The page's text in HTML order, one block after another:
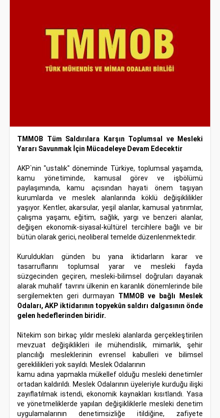
TMMOB Tüm Saldırılara Karşın Toplumsal ve Mesleki
Yararı Savunmak İçin Mücadeleye Devam Edecektir
AKP`nin "ustalık" döneminde Türkiye, toplumsal yaşamda,
kamu yönetiminde, kamusal görev ve işbölümü
paylaşımında, kamu açısından hayati önem taşıyan
kurumlarda ve meslek alanlarında köklü değişiklilikler
yaşıyor. Kentler, akarsular, yeşil alanlar, kamusal yatırımlar,
çalışma yaşamı, eğitim, sağlık, yargı ve benzeri alanlar,
değişen ekonomik-siyasal-kültürel tercihlere bağlı ve bir
bütün olarak gerici, neoliberal temelde düzenlenmektedir.
Kuruldukları günden bu yana iktidarların karar ve
tasarruflarını toplumsal yarar ve mesleki fayda
süzgecinden geçiren, mesleki-bilimsel doğruları dayanak
alarak muhalif tavrını ülkenin en karanlık dönemlerinde bile
sergilemekten geri durmayan TMMOB ve bağlı Meslek
Odaları, AKP iktidarının topyekûn saldırı dalgasının önde
gelen hedeflerinden biridir.
Nitekim son birkaç yıldır mesleki alanlarda gerçekleştirilen
mevzuat değişiklikleri ile mühendislik, mimarlık, şehir
plancılığı mesleklerinin evrensel kabulleri ve bilimsel
gereklilikleri yok sayıldı. Meslek Odalarının
kamu adına yapmakla mükellef olduğu mesleki denetimler
ortadan kaldırıldı. Meslek Odalarının üyeleriyle kurduğu ilişki
zayıflatılmak istendi, ekonomik kaynakları kısıtlandı. Yasa
ve yönetmeliklerde yapılan değişikliklerle mesleki denetim
uygulamalarının denetimsizliğe itildiğine, zafiyete